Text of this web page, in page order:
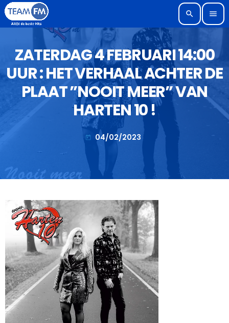
search menu
ZATERDAG 4 FEBRUARI 14:00
UUR : HET VERHAAL ACHTER DE
PLAAT ”NOOIT MEER” VAN
HARTEN 10 !
today 04/02/2023